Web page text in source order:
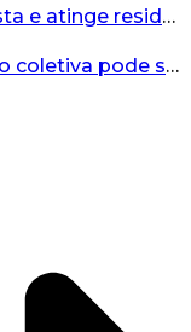
Viatura da Brigada Militar sai da pista e atinge residência no interior do RS...
Com contas de luz mais caras, ação coletiva pode ser caminho contra a RGE...